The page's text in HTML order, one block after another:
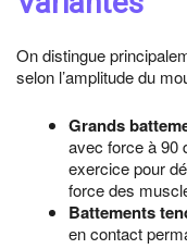
On distingue
selon l’amplitude du
Grands
avec force à 90
exercice pour
force des
Battements
en contact